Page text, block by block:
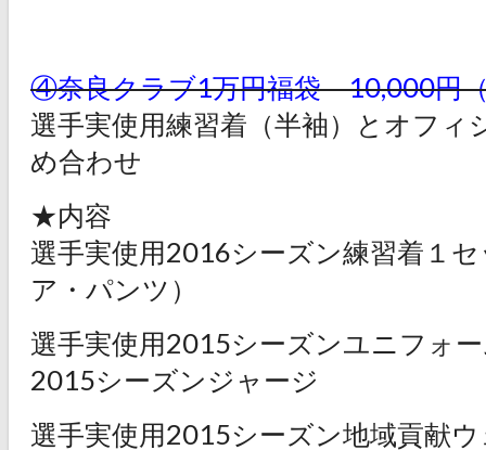
④奈良クラブ1万円福袋 10,000円
選手実使用練習着（半袖）とオフィ
め合わせ
★内容
選手実使用2016シーズン練習着１
ア・パンツ）
選手実使用2015シーズンユニフォ
2015シーズンジャージ
選手実使用2015シーズン地域貢献